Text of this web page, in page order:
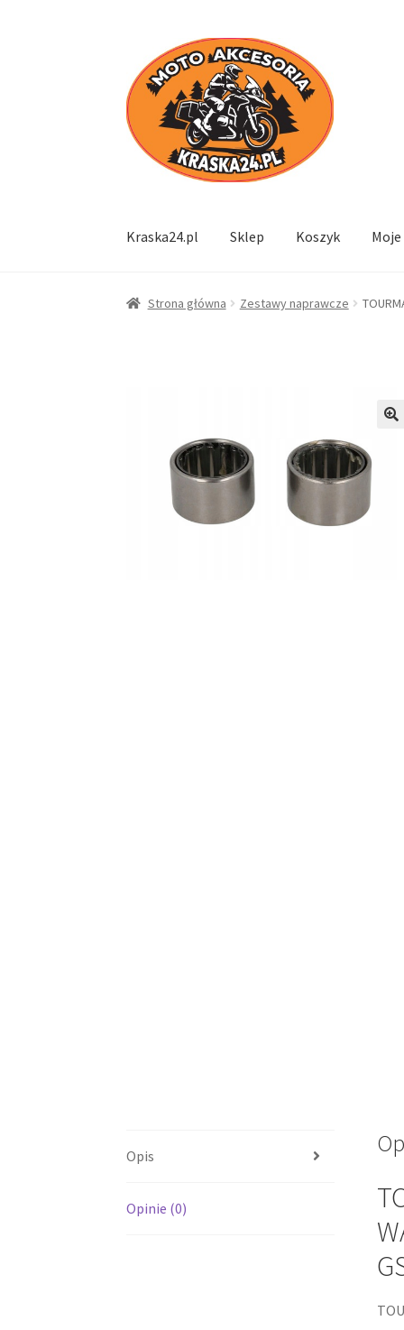
Przejdź
do
nawigacji
Przejdź
do
treści
Kraska24.pl Sklep Koszyk
Strona główna Zestawy naprawcze
Opis
Opinie (0)